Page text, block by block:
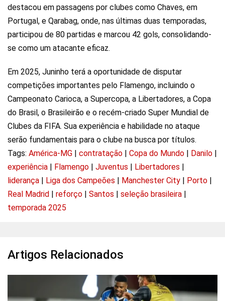
destacou em passagens por clubes como Chaves, em
Portugal, e Qarabag, onde, nas últimas duas temporadas,
participou de 80 partidas e marcou 42 gols, consolidando-
se como um atacante eficaz.
Em 2025, Juninho terá a oportunidade de disputar
competições importantes pelo Flamengo, incluindo o
Campeonato Carioca, a Supercopa, a Libertadores, a Copa
do Brasil, o Brasileirão e o recém-criado Super Mundial de
Clubes da FIFA. Sua experiência e habilidade no ataque
serão fundamentais para o clube na busca por títulos.
Tags: América-MG contratação Copa do Mundo Danilo
experiência
Flamengo Juventus Libertadores
liderança
Liga dos Campeões Manchester City Porto
Real Madrid
reforço Santos seleção brasileira
temporada 2025
Artigos Relacionados